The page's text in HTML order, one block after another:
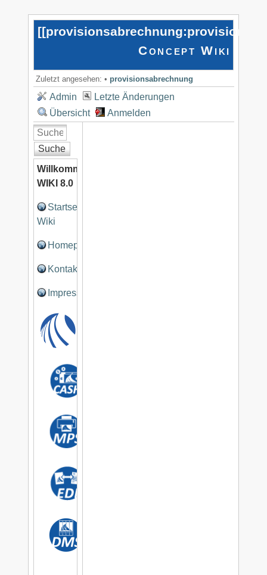
[[
Concept Wiki
Zuletzt angesehen: • provisionsabrechnung
Admin
Letzte Änderungen
Übersicht
Anmelden
Suche
Willkommen
WIKI 8.0
Startseite
Wiki
Homepage
Kontakt
Impressum